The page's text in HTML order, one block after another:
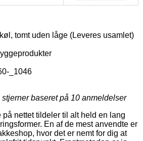
tomt uden låge (Leveres usamlet)
_1046
stjerner baseret på 10 anmeldelser
på nettet tildeler til alt held en lang
En af de mest anvendte er
hvor det er nemt for dig at